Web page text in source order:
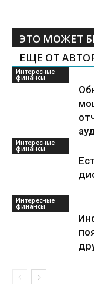
ЭТО МОЖЕТ
ЕЩЕ ОТ
Интересные
финансы
Интересные
финансы
Интересные
финансы